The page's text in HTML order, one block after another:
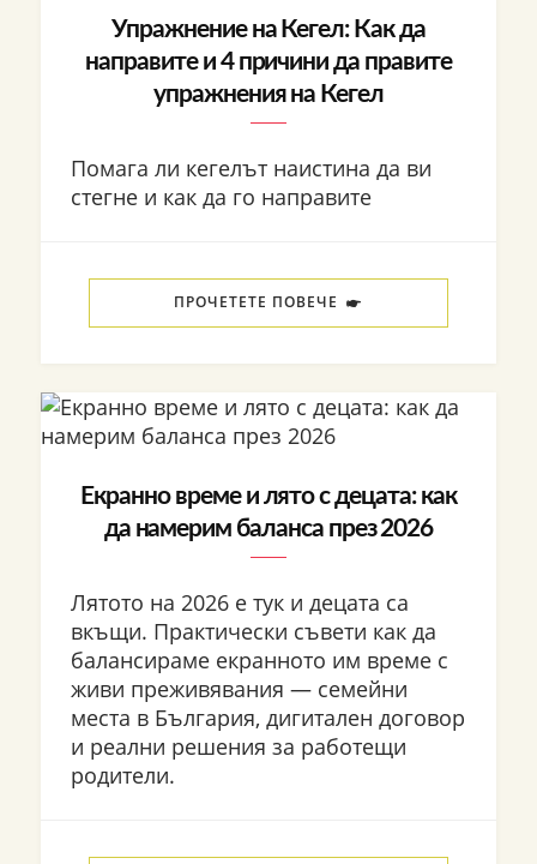
Упражнение на Кегел: Как да
направите и 4 причини да правите
упражнения на Кегел
Помага ли кегелът наистина да ви
стегне и как да го направите
ПРОЧЕТЕТЕ ПОВЕЧЕ
Екранно време и лято с децата: как
да намерим баланса през 2026
Лятото на 2026 е тук и децата са
вкъщи. Практически съвети как да
балансираме екранното им време с
живи преживявания — семейни
места в България, дигитален договор
и реални решения за работещи
родители.